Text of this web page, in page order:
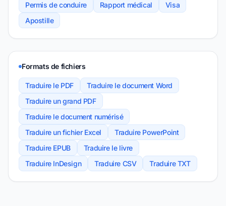
Permis de conduire
Rapport médical
Visa
Apostille
Formats de fichiers
Traduire le PDF
Traduire le document Word
Traduire un grand PDF
Traduire le document numérisé
Traduire un fichier Excel
Traduire PowerPoint
Traduire EPUB
Traduire le livre
Traduire InDesign
Traduire CSV Traduire TXT